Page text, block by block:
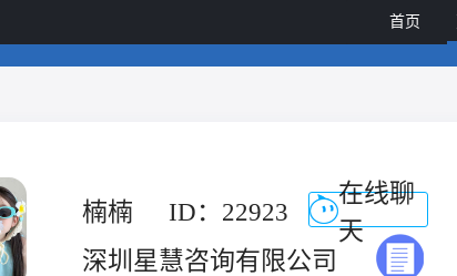
首页
楠楠 ID：22923
在线聊
天
深圳星慧咨询有限公司